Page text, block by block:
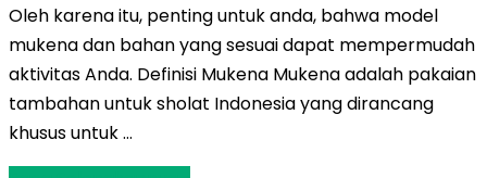
Oleh karena itu, penting untuk anda, bahwa model
mukena dan bahan yang sesuai dapat mempermudah
aktivitas Anda. Definisi Mukena Mukena adalah pakaian
tambahan untuk sholat Indonesia yang dirancang
khusus untuk …